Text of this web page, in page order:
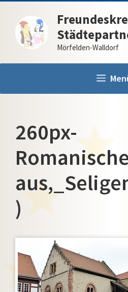
Inhalt
springen
Mörfelden-Walldorf
260px-
)